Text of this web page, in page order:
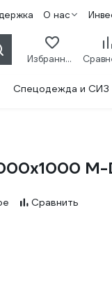
О нас
Избранное
Спецодежда и СИЗ
Сравнить